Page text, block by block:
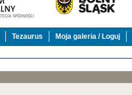
Tezaurus Moja galeria / Loguj